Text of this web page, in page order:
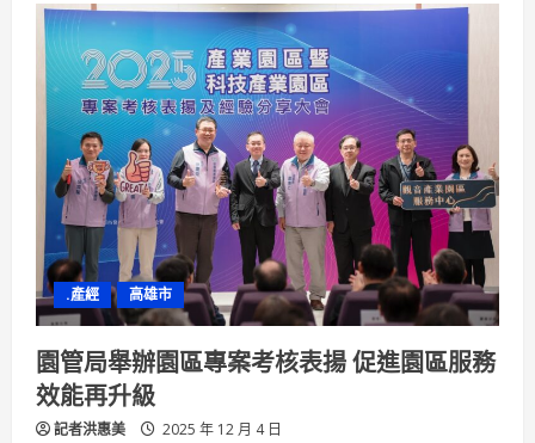
越
國
界
的
海
洋
行
動：
海
洋
委
員
會
印
尼
海
廢
治
理
合
作
計
畫
青
年
訪
.產經 高雄市
園管局舉辦園區專案考核表揚 促進園區服務
效能再升級
記者洪惠美 2025 年 12 月 4 日